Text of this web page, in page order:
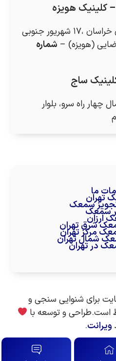
کلینیک هویزه
پایین تر از میدان خراسان ،۱۷ شهریور جنوبی
(هویزه) – شماره
ساج
چهار راه سرو، بلوار
ما
تهران
سمعک
سمعک
ارزان
شرق تهران
مرکز تهران
شمال تهران
در تهران
برای شنوایی سنجی و
و توسعه با
ویرانت.